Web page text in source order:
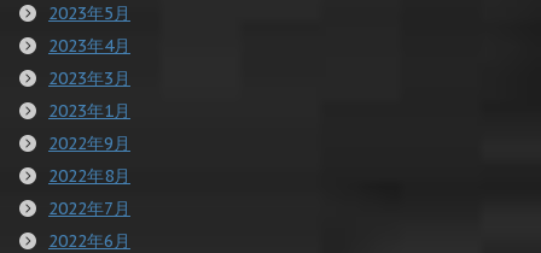
2023年5月
2023年4月
2023年3月
2023年1月
2022年9月
2022年8月
2022年7月
2022年6月